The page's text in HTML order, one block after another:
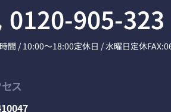
0120-905-323
間 / 10:00～18:00定休日 / 水曜日定休
ス